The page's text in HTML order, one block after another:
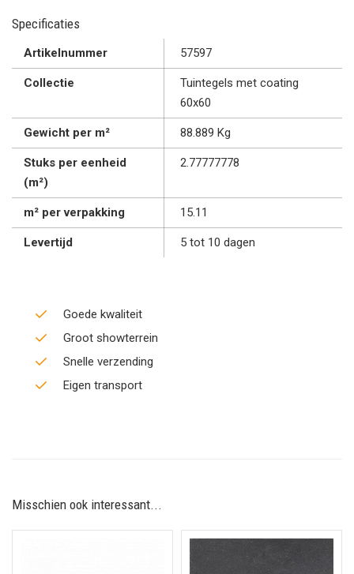
Specificaties
Artikelnummer 57597
Collectie
Tuintegels met coating
60x60
Gewicht per m² 88.889 Kg
Stuks per eenheid
(m²)
2.77777778
m² per verpakking 15.11
Levertijd 5 tot 10 dagen
Goede kwaliteit
Groot showterrein
Snelle verzending
Eigen transport
Misschien ook interessant...